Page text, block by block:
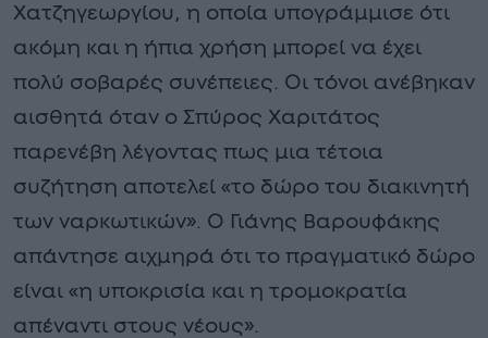
Χατζηγεωργίου, η οποία υπογράμμισε ότι
ακόμη και η ήπια χρήση μπορεί να έχει
πολύ σοβαρές συνέπειες. Οι τόνοι ανέβηκαν
αισθητά όταν ο Σπύρος Χαριτάτος
παρενέβη λέγοντας πως μια τέτοια
συζήτηση αποτελεί «το δώρο του διακινητή
των ναρκωτικών». Ο Γιάνης Βαρουφάκης
απάντησε αιχμηρά ότι το πραγματικό δώρο
είναι «η υποκρισία και η τρομοκρατία
απέναντι στους νέους».